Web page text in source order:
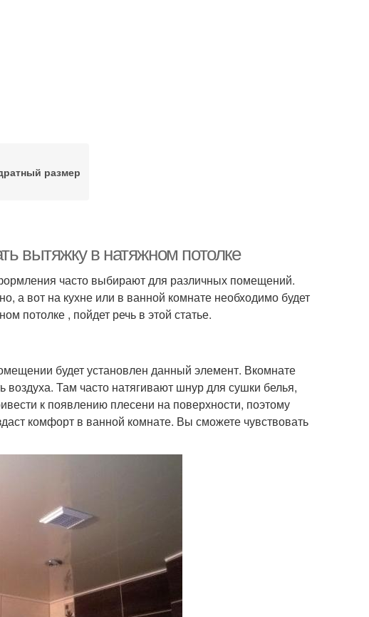
размер
вытяжку в натяжном потолке
часто выбирают для различных помещений.
а вот на кухне или в ванной комнате необходимо будет
потолке , пойдет речь в этой статье.
будет установлен данный элемент. Вкомнате
Там часто натягивают шнур для сушки белья,
к появлению плесени на поверхности, поэтому
комфорт в ванной комнате. Вы сможете чувствовать